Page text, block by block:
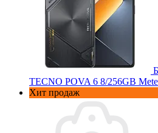
TECNO POVA 6 8/256GB
Хит продаж